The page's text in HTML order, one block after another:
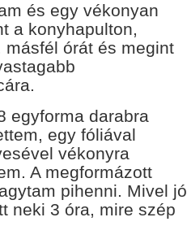
és egy vékonyan
a konyhapulton,
órát és megint
egyforma darabra
egy fóliával
vékonyra
A megformázott
pihenni. Mivel jó
neki 3 óra, mire szép